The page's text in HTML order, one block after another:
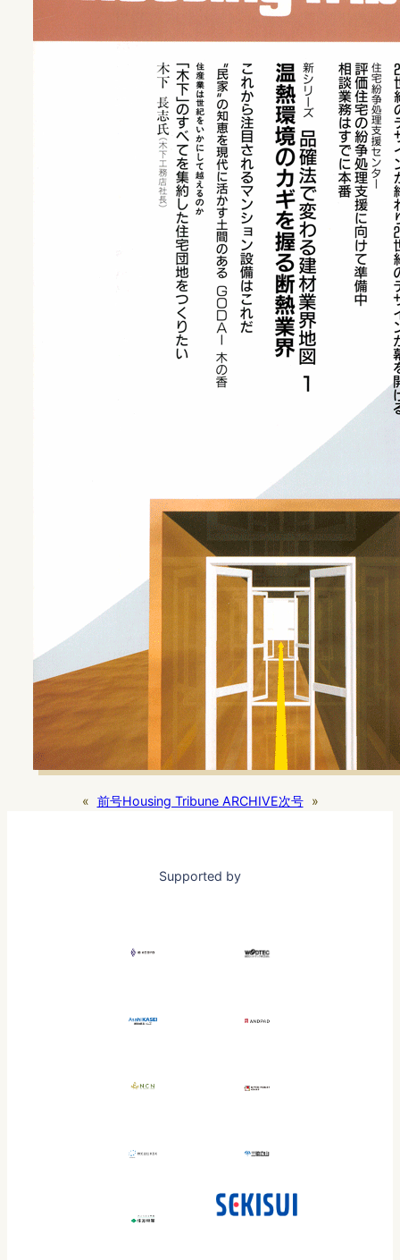
« 前号Housing Tribune ARCHIVE次号 »
Supported by